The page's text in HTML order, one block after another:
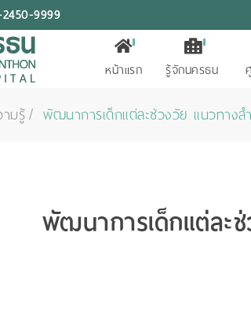
2450-9999
หน้าแรก รู้จักนครธน
มรู้ พัฒนาการเด็กแต่ละช่วงวัย แนวทางส
พัฒนาการเด็กแต่ละ